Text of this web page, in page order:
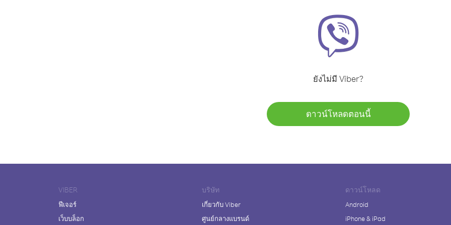
ยังไม่มี Viber?
ดาวน์โหลดตอนนี้
VIBER
ฟีเจอร์
เว็บบล็อก
บริษัท
เกี่ยวกับ Viber
ศูนย์กลางแบรนด์
ดาวน์โหลด
Android
iPhone & iPad